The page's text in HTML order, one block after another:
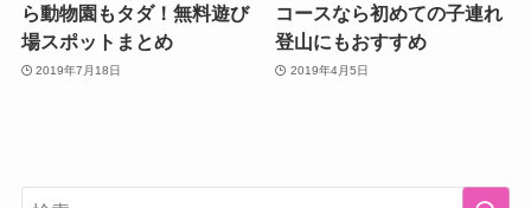
ら動物園もタダ！無料遊び
場スポットまとめ
2019年7月18日
コースなら初めての子連れ
登山にもおすすめ
2019年4月5日